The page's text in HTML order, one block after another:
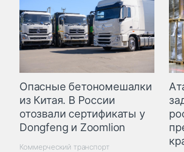
Опасные бетономешалки
из Китая. В России
отозвали сертификаты у
Dongfeng и Zoomlion
Коммерческий транспорт